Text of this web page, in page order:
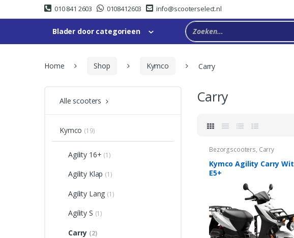
to
to
010 841 2603 0108412603 info@scooterselect.nl
Blader door categorieen
Home Shop Kymco Carry
Carry
Bezorgscooters, Carry
Kymco Agility Carry Wit
E5+
Alle scooters
Kymco (19)
Agility 16+ (1)
Agility Klap (1)
Agility Lang (1)
Agility S (1)
Carry (2)